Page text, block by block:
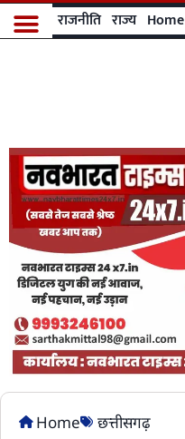
राजनीति राज्य Home
Home छत्तीसगढ़